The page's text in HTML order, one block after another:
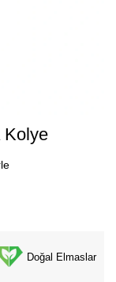
Kolye
Doğal Elmaslar